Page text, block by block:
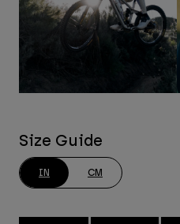
Size Guide
IN CM